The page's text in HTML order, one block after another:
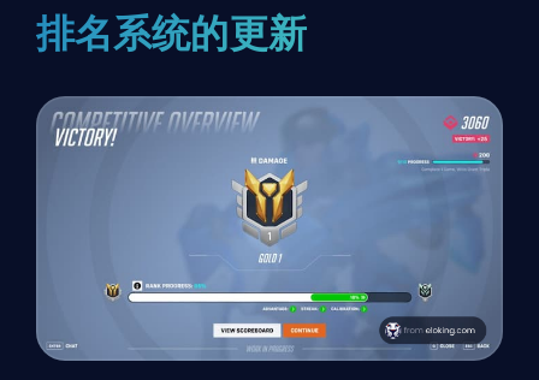
排名系统的更新